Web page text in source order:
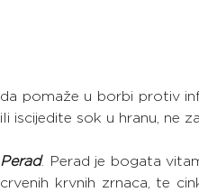
da pomaže u borbi protiv
ili iscijedite sok u hranu, ne
Perad. Perad je bogata
crvenih krvnih zrnaca, te